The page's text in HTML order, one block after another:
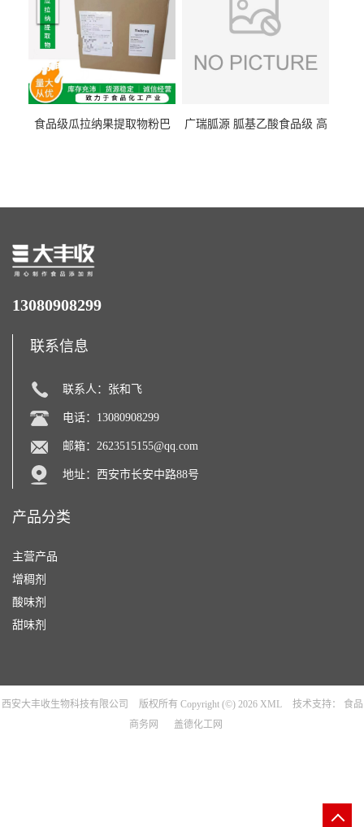
食品级瓜拉纳果提取物粉巴
广瑞胍源 胍基乙酸食品级 高
13080908299
联系信息
联系人：张和飞
电话：13080908299
邮箱： 2623515155@qq.com
地址：西安市长安中路88号
产品分类
主营产品
增稠剂
酸味剂
甜味剂
西安大丰收生物科技有限公司 版权所有 Copyright (©) 2026 XML 技术支持：
食品
商务网
盖德化工网